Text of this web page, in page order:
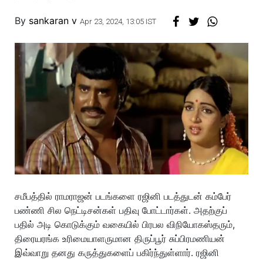
By sankaran v Apr 23, 2024, 13:05 IST
சமீபத்தில் ராமராஜன் படங்களை ரஜினி படத்துடன் கம்பேர்
பண்ணி சில நெட்டிசன்கள் பதிவு போட்டார்கள். அதற்குப்
பதில் அடி கொடுக்கும் வகையில் பிரபல விநியோகஸ்தரும்,
திரையரங்க உரிமையாளருமான திருப்பூர் சுப்பிரமணியன்
இவ்வாறு தனது கருத்துகளைப் பகிர்ந்துள்ளார். ரஜினி